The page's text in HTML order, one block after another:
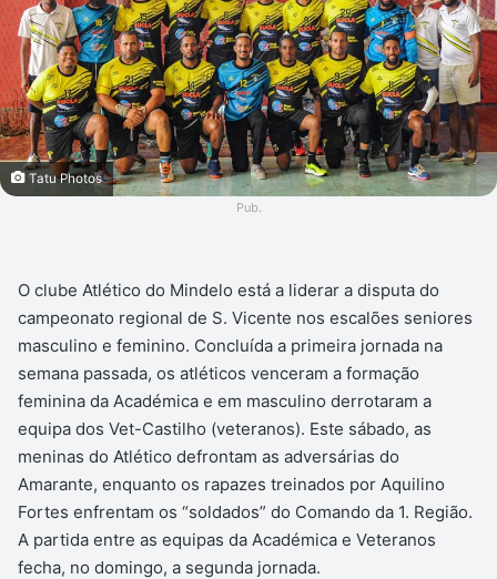
Tatu Photos
Pub.
O clube Atlético do Mindelo está a liderar a disputa do
campeonato regional de S. Vicente nos escalões seniores
masculino e feminino. Concluída a primeira jornada na
semana passada, os atléticos venceram a formação
feminina da Académica e em masculino derrotaram a
equipa dos Vet-Castilho (veteranos). Este sábado, as
meninas do Atlético defrontam as adversárias do
Amarante, enquanto os rapazes treinados por Aquilino
Fortes enfrentam os “soldados” do Comando da 1. Região.
A partida entre as equipas da Académica e Veteranos
fecha, no domingo, a segunda jornada.